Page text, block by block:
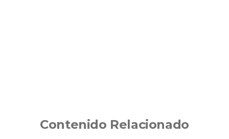
Contenido Relacionado